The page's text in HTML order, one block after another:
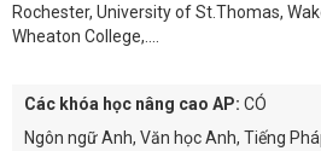
Rochester, University of St.Thomas,
Wheaton College,....
Các khóa học nâng cao AP: CÓ
Ngôn ngữ Anh, Văn học Anh, Tiếng